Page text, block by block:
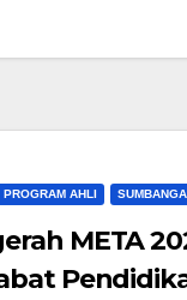
PROGRAM AHLI
META